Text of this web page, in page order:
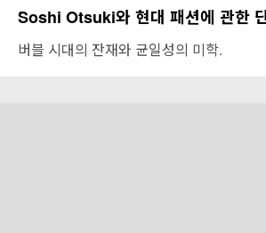
Soshi Otsuki와 현대 패션에 관한
버블 시대의 잔재와 균일성의 미학.